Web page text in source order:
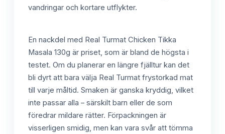
vandringar och kortare utflykter.
En nackdel med Real Turmat Chicken Tikka
Masala 130g är priset, som är bland de högsta i
testet. Om du planerar en längre fjälltur kan det
bli dyrt att bara välja Real Turmat frystorkad mat
till varje måltid. Smaken är ganska kryddig, vilket
inte passar alla – särskilt barn eller de som
föredrar mildare rätter. Förpackningen är
visserligen smidig, men kan vara svår att tömma